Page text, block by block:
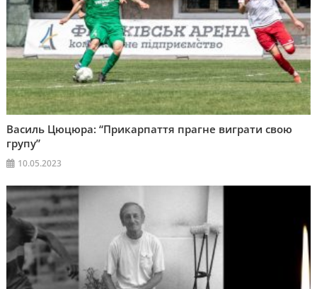
Василь Цюцюра: “Прикарпаття прагне виграти свою
групу”
10.05.2023